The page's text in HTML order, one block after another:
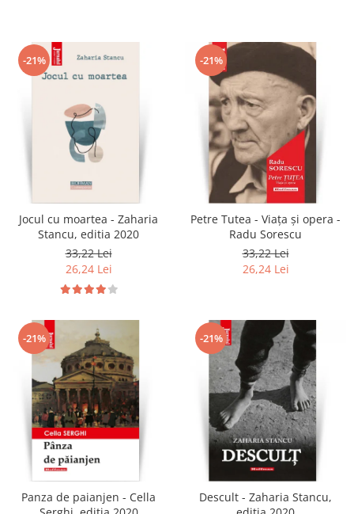
-21%
Jocul cu moartea - Zaharia
Stancu, editia 2020
33,22 Lei
26,24 Lei
-21%
Petre Tutea - Viaţa şi opera -
Radu Sorescu
33,22 Lei
26,24 Lei
-21%
Panza de paianjen - Cella
-21%
Descult - Zaharia Stancu,